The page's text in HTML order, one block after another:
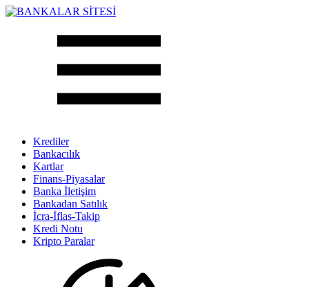
Krediler
Bankacılık
Kartlar
Finans-Piyasalar
Banka İletişim
Bankadan Satılık
İcra-İflas-Takip
Kredi Notu
Kripto Paralar